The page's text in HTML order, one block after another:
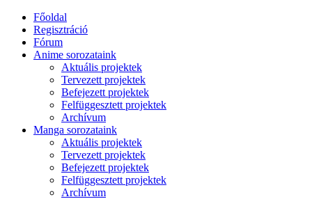
Főoldal
Regisztráció
Fórum
Anime sorozataink
Aktuális projektek
Tervezett projektek
Befejezett projektek
Felfüggesztett projektek
Archívum
Manga sorozataink
Aktuális projektek
Tervezett projektek
Befejezett projektek
Felfüggesztett projektek
Archívum